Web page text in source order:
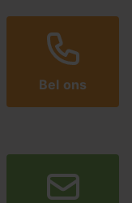
Bel ons